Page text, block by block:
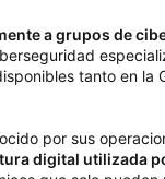
a grupos de
tanto en la
por sus
digital utilizada